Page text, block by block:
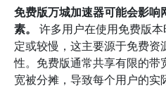
免费版万城加速器可能会影响
素。
许多用户在使用免费版
定或较慢，这主要源于免费
性。免费版通常共享有限的
宽被分摊，导致每个用户的